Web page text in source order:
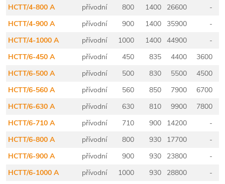
HCTT/4-800 A
přívodní 800 1400 26600 -
HCTT/4-900 A
přívodní 900 1400 35900 -
HCTT/4-1000 A
přívodní 1000 1400 44900 -
HCTT/6-450 A
přívodní 450 835 4400
3600
HCTT/6-500 A
přívodní 500 830 5500
4500
HCTT/6-560 A
přívodní 560 850 7900
6700
HCTT/6-630 A
přívodní 630 810 9900
7800
HCTT/6-710 A
přívodní 710 900 14200 -
HCTT/6-800 A
přívodní 800 930 17700
-
HCTT/6-900 A
přívodní 900 930 23800 -
HCTT/6-1000 A
přívodní 1000 930 28800 -